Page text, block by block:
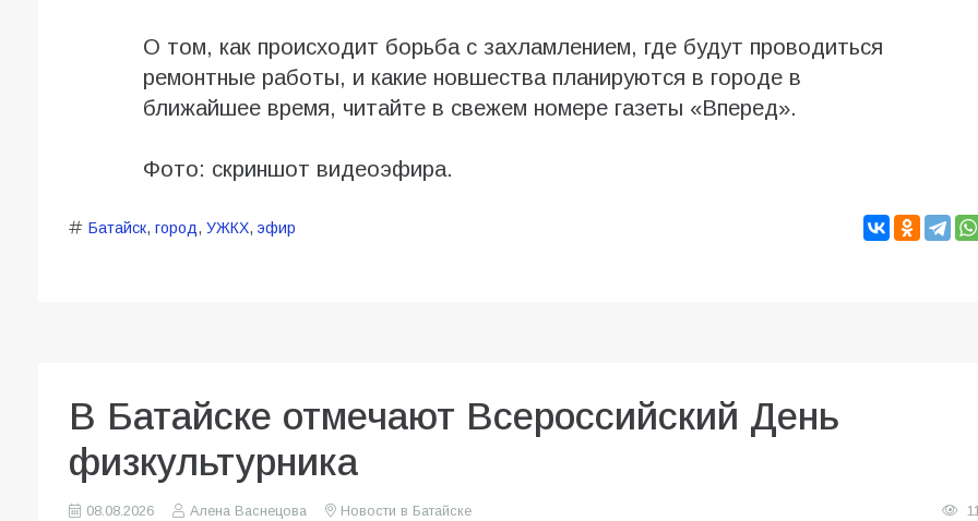
О том, как происходит борьба с захламлением, где будут проводиться
ремонтные работы, и какие новшества планируются в городе в
ближайшее время, читайте в свежем номере газеты «Вперед».
Фото: скриншот видеоэфира.
Батайск, город, УЖКХ, эфир
В Батайске отмечают Всероссийский День
физкультурника
08.08.2026 Алена Васнецова Новости в Батайске